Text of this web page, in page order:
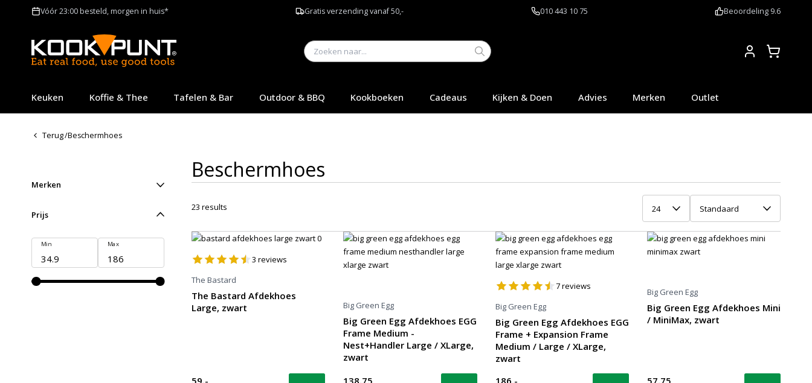
Vóór 23:00 besteld, morgen in huis* Gratis verzending vanaf 50,- 010 443 10 75 Beoordeling 9.6
Keuken Koffie & Thee Tafelen & Bar Outdoor & BBQ Kookboeken Cadeaus Kijken & Doen Advies Merken Outlet
Terug/Beschermhoes
Merken
Prijs
Min Max
Beschermhoes
24 Standaard
23 results
3 reviews
The Bastard
The Bastard Afdekhoes
Large, zwart
59,-
Big Green Egg
Big Green Egg Afdekhoes EGG
Frame Medium -
Nest+Handler Large / XLarge,
zwart
138,75
7reviews
Big Green Egg
Big Green Egg Afdekhoes EGG
Frame + Expansion Frame
Medium / Large / XLarge,
zwart
186,-
Big Green Egg
Big Green Egg Afdekhoes Mini
/ MiniMax, zwart
57,75